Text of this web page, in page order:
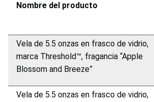
Nombre del producto
Vela de 5.5 onzas en frasco de vidrio,
marca Threshold™, fragancia “Apple
Blossom and Breeze”
Vela de 5.5 onzas en frasco de vidrio,